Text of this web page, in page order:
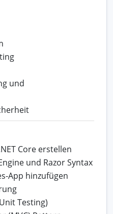
und
Core erstellen
und Razor Syntax
App hinzufügen
Testing)